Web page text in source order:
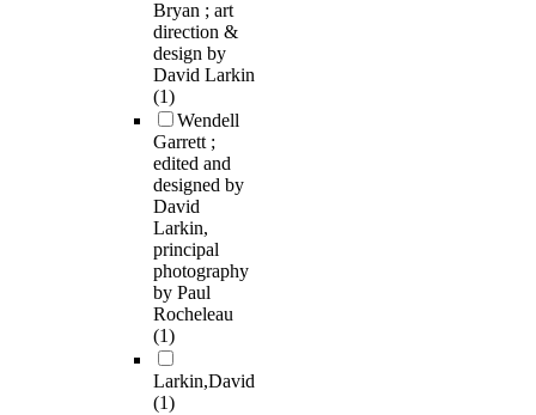
Bryan ; art
direction &
design by
David Larkin
(1)
Wendell
Garrett ;
edited and
designed by
David
Larkin,
principal
photography
by Paul
Rocheleau
(1)
Larkin,David
(1)